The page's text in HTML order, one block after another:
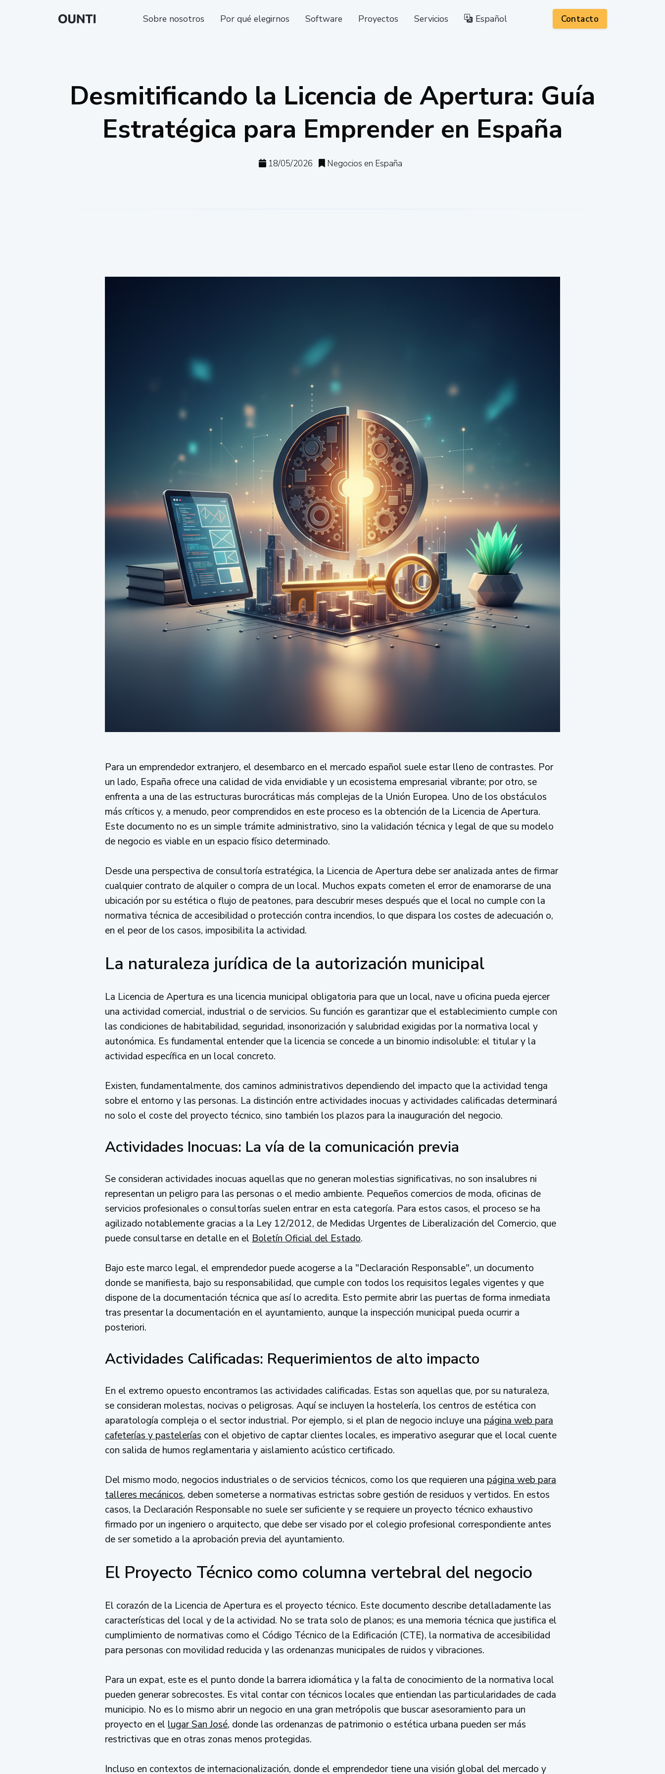
Sobre nosotros Por qué elegirnos Software Proyectos Servicios Español Contacto
Desmitificando la Licencia de Apertura: Guía
Estratégica para Emprender en España
18/05/2026 Negocios en España
Para un emprendedor extranjero, el desembarco en el mercado español suele estar lleno de contrastes. Por
un lado, España ofrece una calidad de vida envidiable y un ecosistema empresarial vibrante; por otro, se
enfrenta a una de las estructuras burocráticas más complejas de la Unión Europea. Uno de los obstáculos
más críticos y, a menudo, peor comprendidos en este proceso es la obtención de la Licencia de Apertura.
Este documento no es un simple trámite administrativo, sino la validación técnica y legal de que su modelo
de negocio es viable en un espacio físico determinado.
Desde una perspectiva de consultoría estratégica, la Licencia de Apertura debe ser analizada antes de firmar
cualquier contrato de alquiler o compra de un local. Muchos expats cometen el error de enamorarse de una
ubicación por su estética o flujo de peatones, para descubrir meses después que el local no cumple con la
normativa técnica de accesibilidad o protección contra incendios, lo que dispara los costes de adecuación o,
en el peor de los casos, imposibilita la actividad.
La naturaleza jurídica de la autorización municipal
La Licencia de Apertura es una licencia municipal obligatoria para que un local, nave u oficina pueda ejercer
una actividad comercial, industrial o de servicios. Su función es garantizar que el establecimiento cumple con
las condiciones de habitabilidad, seguridad, insonorización y salubridad exigidas por la normativa local y
autonómica. Es fundamental entender que la licencia se concede a un binomio indisoluble: el titular y la
actividad específica en un local concreto.
Existen, fundamentalmente, dos caminos administrativos dependiendo del impacto que la actividad tenga
sobre el entorno y las personas. La distinción entre actividades inocuas y actividades calificadas determinará
no solo el coste del proyecto técnico, sino también los plazos para la inauguración del negocio.
Actividades Inocuas: La vía de la comunicación previa
Se consideran actividades inocuas aquellas que no generan molestias significativas, no son insalubres ni
representan un peligro para las personas o el medio ambiente. Pequeños comercios de moda, oficinas de
servicios profesionales o consultorías suelen entrar en esta categoría. Para estos casos, el proceso se ha
agilizado notablemente gracias a la Ley 12/2012, de Medidas Urgentes de Liberalización del Comercio, que
puede consultarse en detalle en el Boletín Oficial del Estado.
Bajo este marco legal, el emprendedor puede acogerse a la "Declaración Responsable", un documento
donde se manifiesta, bajo su responsabilidad, que cumple con todos los requisitos legales vigentes y que
dispone de la documentación técnica que así lo acredita. Esto permite abrir las puertas de forma inmediata
tras presentar la documentación en el ayuntamiento, aunque la inspección municipal pueda ocurrir a
posteriori.
Actividades Calificadas: Requerimientos de alto impacto
En el extremo opuesto encontramos las actividades calificadas. Estas son aquellas que, por su naturaleza,
se consideran molestas, nocivas o peligrosas. Aquí se incluyen la hostelería, los centros de estética con
aparatología compleja o el sector industrial. Por ejemplo, si el plan de negocio incluye una página web para
cafeterías y pastelerías con el objetivo de captar clientes locales, es imperativo asegurar que el local cuente
con salida de humos reglamentaria y aislamiento acústico certificado.
Del mismo modo, negocios industriales o de servicios técnicos, como los que requieren una página web para
talleres mecánicos, deben someterse a normativas estrictas sobre gestión de residuos y vertidos. En estos
casos, la Declaración Responsable no suele ser suficiente y se requiere un proyecto técnico exhaustivo
firmado por un ingeniero o arquitecto, que debe ser visado por el colegio profesional correspondiente antes
de ser sometido a la aprobación previa del ayuntamiento.
El Proyecto Técnico como columna vertebral del negocio
El corazón de la Licencia de Apertura es el proyecto técnico. Este documento describe detalladamente las
características del local y de la actividad. No se trata solo de planos; es una memoria técnica que justifica el
cumplimiento de normativas como el Código Técnico de la Edificación (CTE), la normativa de accesibilidad
para personas con movilidad reducida y las ordenanzas municipales de ruidos y vibraciones.
Para un expat, este es el punto donde la barrera idiomática y la falta de conocimiento de la normativa local
pueden generar sobrecostes. Es vital contar con técnicos locales que entiendan las particularidades de cada
municipio. No es lo mismo abrir un negocio en una gran metrópolis que buscar asesoramiento para un
proyecto en el lugar San José, donde las ordenanzas de patrimonio o estética urbana pueden ser más
restrictivas que en otras zonas menos protegidas.
Incluso en contextos de internacionalización, donde el emprendedor tiene una visión global del mercado y